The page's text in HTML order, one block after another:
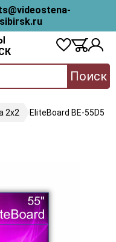
Поиск
2x2 EliteBoard BE-55D5